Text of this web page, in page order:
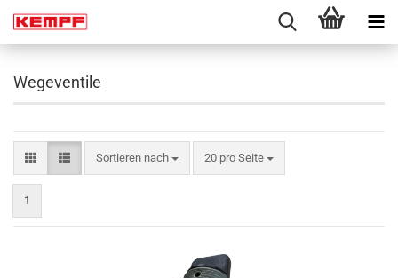
Wegeventile
Sortieren nach
Sortieren nach 20 pro Seite
pro Seite
1